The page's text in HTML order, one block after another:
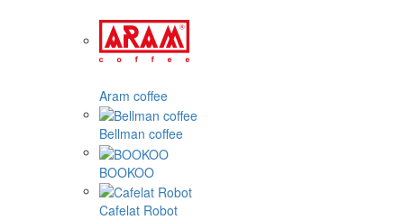
Aram coffee
Bellman coffee
BOOKOO
Cafelat Robot